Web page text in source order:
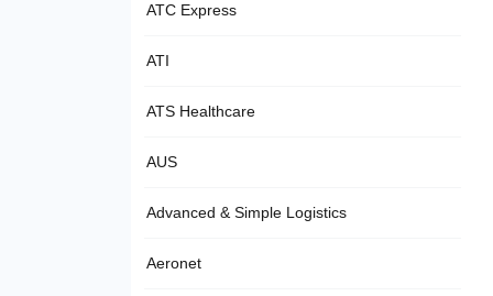
ATC Express
ATI
ATS Healthcare
AUS
Advanced & Simple Logistics
Aeronet